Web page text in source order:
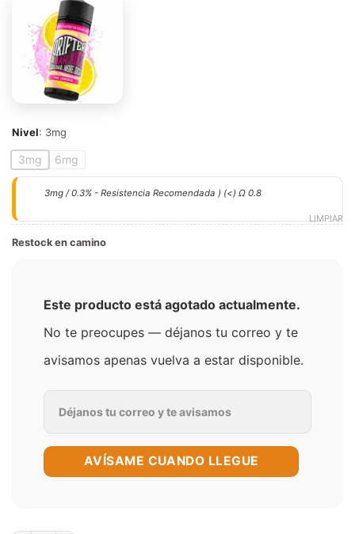
Nivel: 3mg
3mg 6mg
LIMPIAR
3mg / 0.3% - Resistencia Recomendada ) (<) Ω 0.8
Restock en camino
Este producto está agotado actualmente.
No te preocupes — déjanos tu correo y te
avisamos apenas vuelva a estar disponible.
AVÍSAME CUANDO LLEGUE